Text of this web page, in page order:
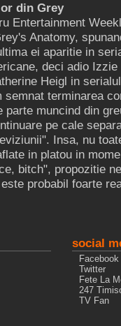
din Grey
Entertainment
Anatomy,
ei aparitie in
deci adio Izzie
Heigl in serialul
semnat terminarea
muncind din
pe cale
Insa, nu
in platou in
bitch", propozitie
probabil foarte
social
Facebook
Twitter
Fete La
247
TV Fan